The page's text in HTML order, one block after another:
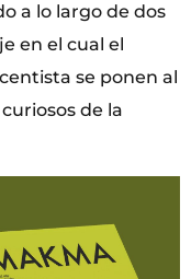
a lo largo de dos
en el cual el
se ponen al
de la